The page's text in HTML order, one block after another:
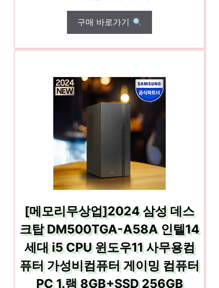
구매 바로가기
[메모리무상업]2024 삼성 데스
크탑 DM500TGA-A58A 인텔14
세대 i5 CPU 윈도우11 사무용컴
퓨터 가성비컴퓨터 게이밍 컴퓨터
PC 1.램 8GB+SSD 256GB